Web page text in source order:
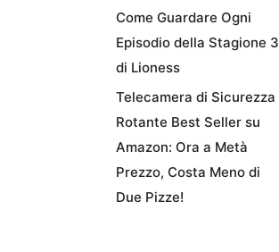
Come Guardare Ogni
Episodio della Stagione 3
di Lioness
Telecamera di Sicurezza
Rotante Best Seller su
Amazon: Ora a Metà
Prezzo, Costa Meno di
Due Pizze!